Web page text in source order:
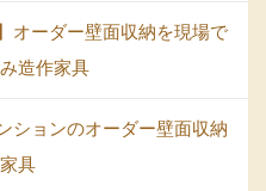
オーダー壁面収納を現場で
造作家具
ションのオーダー壁面収納
具